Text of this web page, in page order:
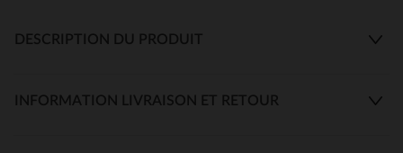
DESCRIPTION DU PRODUIT
INFORMATION LIVRAISON ET RETOUR